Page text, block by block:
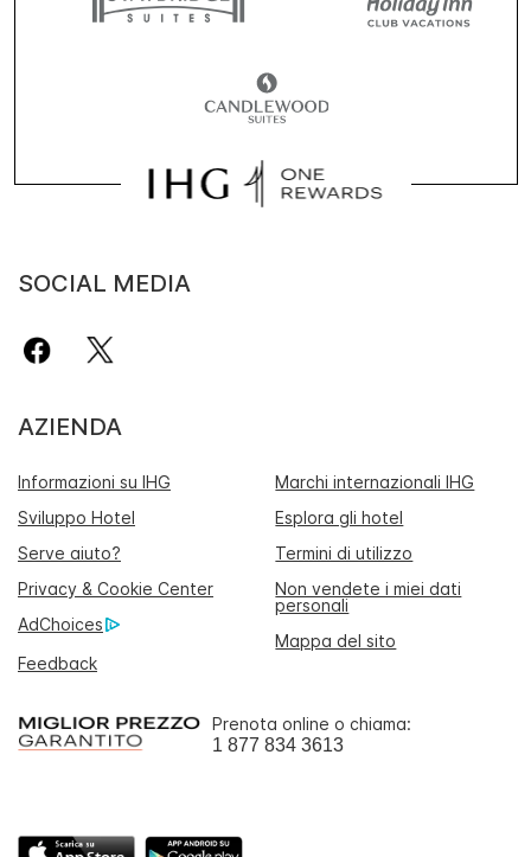
SOCIAL MEDIA
AZIENDA
Informazioni su IHG
Marchi internazionali IHG
Sviluppo Hotel
Esplora gli hotel
Serve aiuto?
Termini di utilizzo
Privacy & Cookie Center
Non vendete i miei dati
personali
AdChoices
Mappa del sito
Feedback
Prenota online o chiama:
1 877 834 3613